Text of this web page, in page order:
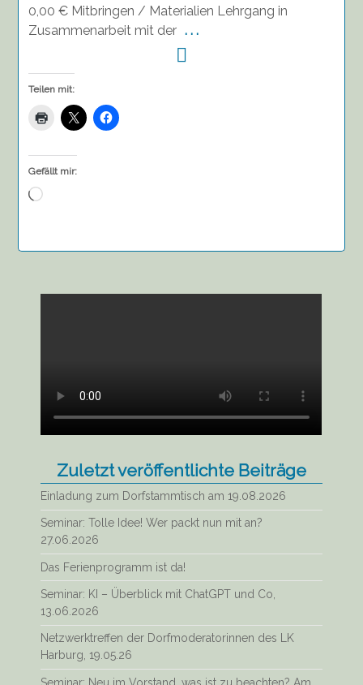
0,00 € Mitbringen / Materialien Lehrgang in
Zusammenarbeit mit der . . .
Teilen mit:
Gefällt mir:
Wird
Zuletzt veröffentlichte Beiträge
Einladung zum Dorfstammtisch am 19.08.2026
Seminar: Tolle Idee! Wer packt nun mit an?
27.06.2026
Das Ferienprogramm ist da!
Seminar: KI – Überblick mit ChatGPT und Co,
13.06.2026
Netzwerktreffen der Dorfmoderatorinnen des LK
Harburg, 19.05.26
Seminar: Neu im Vorstand, was ist zu beachten? Am